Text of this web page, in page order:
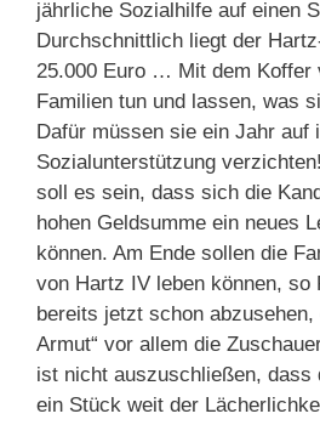
jährliche Sozialhilfe auf einen
Durchschnittlich liegt der
25.000 Euro … Mit dem Koffer
Familien tun und lassen, was
Dafür müssen sie ein Jahr auf
Sozialunterstützung
soll es sein, dass sich die
hohen Geldsumme ein neues
können. Am Ende sollen die
von Hartz IV leben können,
bereits jetzt schon abzusehen,
Armut“ vor allem die
ist nicht auszuschließen, dass
ein Stück weit der